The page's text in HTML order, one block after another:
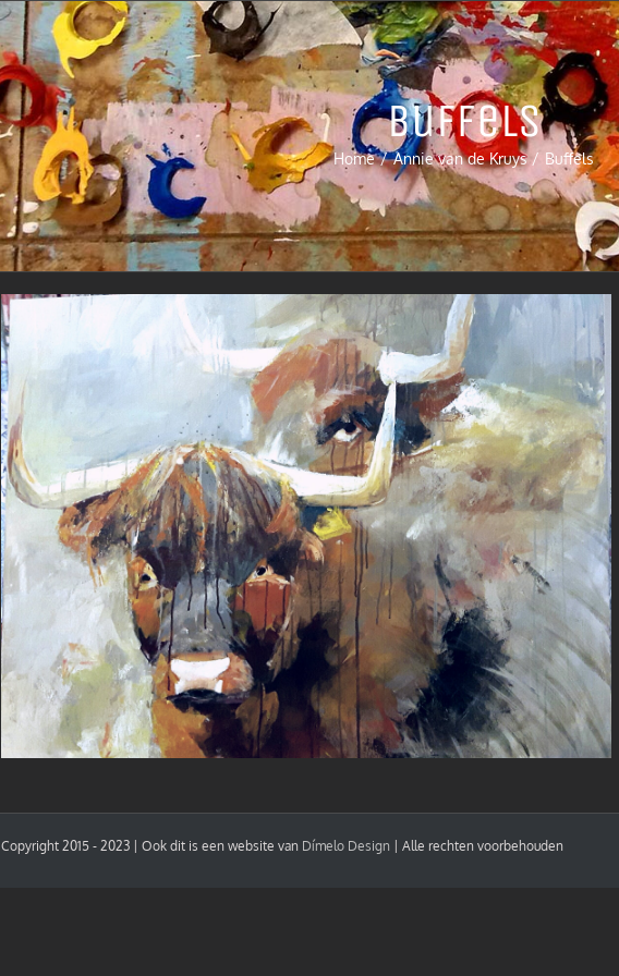
Buffels
Home Annie van de Kruys Buffels
Copyright 2015 - 2023 | Ook dit is een website van Dímelo Design | Alle rechten voorbehouden